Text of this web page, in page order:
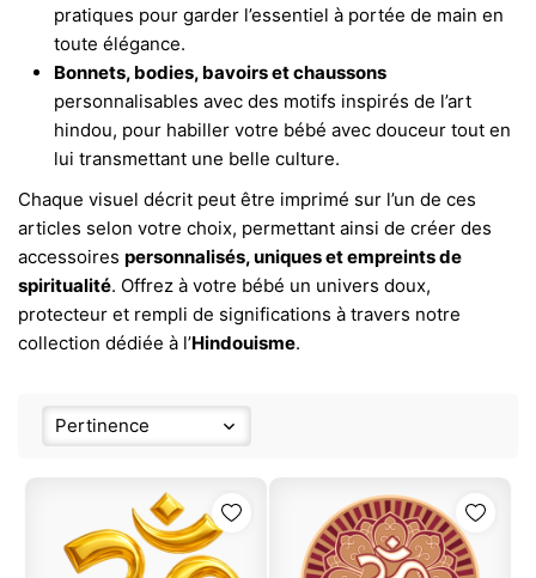
pratiques pour garder l’essentiel à portée de main en
toute élégance.
Bonnets, bodies, bavoirs et chaussons
personnalisables avec des motifs inspirés de l’art
hindou, pour habiller votre bébé avec douceur tout en
lui transmettant une belle culture.
Chaque visuel décrit peut être imprimé sur l’un de ces
articles selon votre choix, permettant ainsi de créer des
accessoires personnalisés, uniques et empreints de
spiritualité. Offrez à votre bébé un univers doux,
protecteur et rempli de significations à travers notre
collection dédiée à l’Hindouisme.
Pertinence